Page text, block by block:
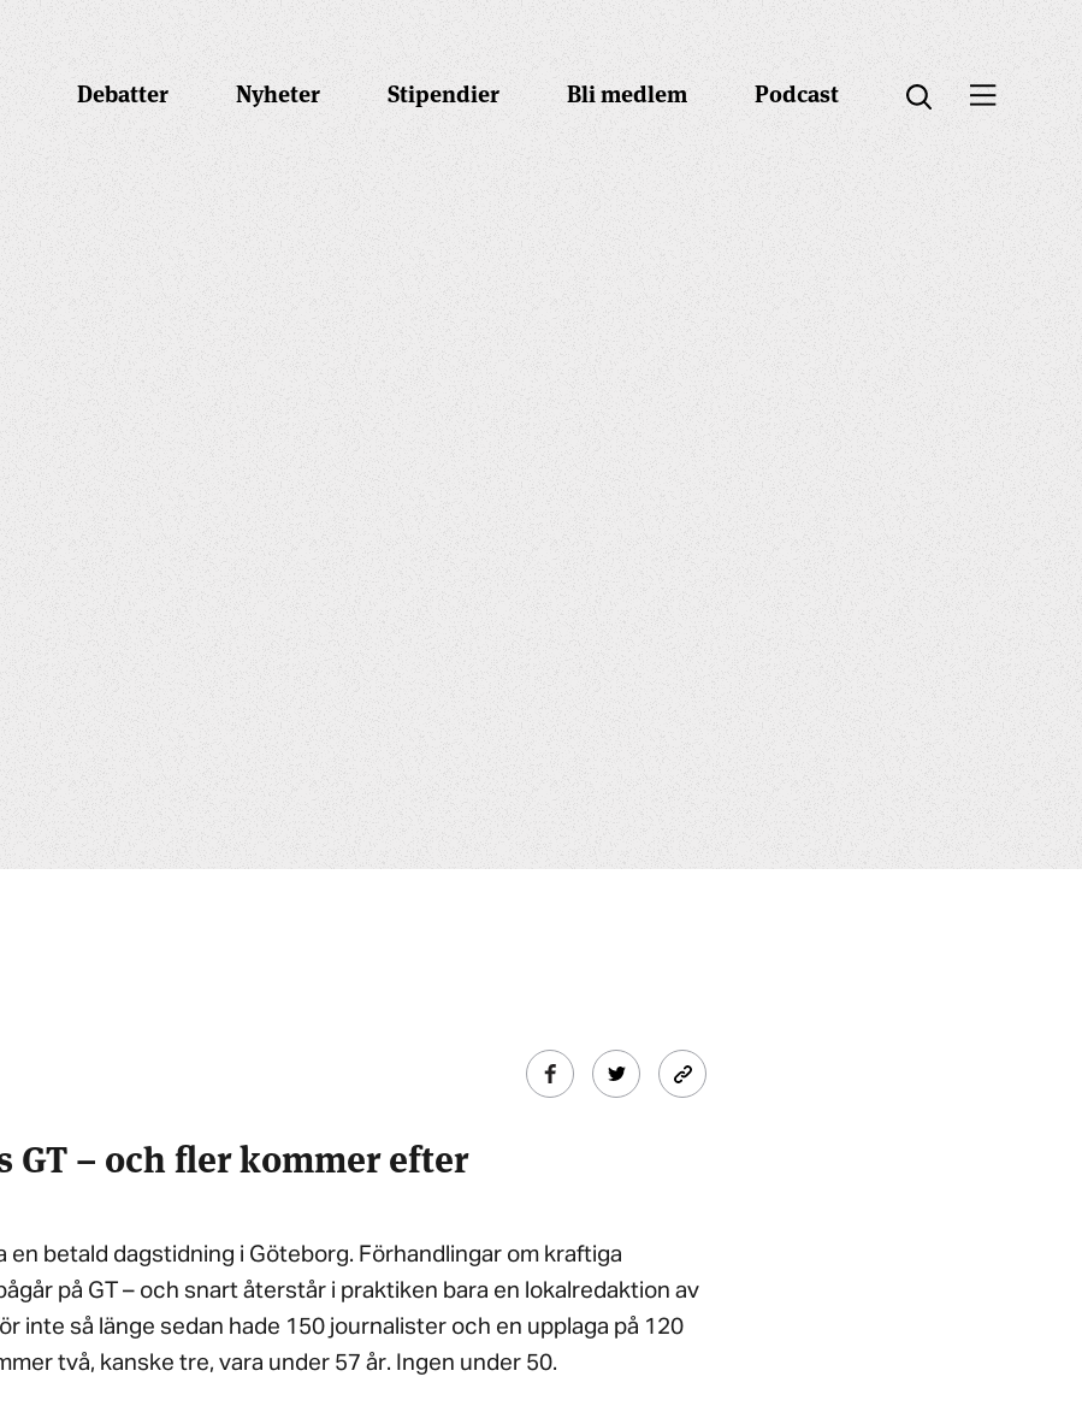
Debatter Nyheter Stipendier Bli medlem Podcast Öppna sök
Öppna menyn
GT – och fler kommer efter
en betald dagstidning i Göteborg. Förhandlingar om kraftiga
på GT – och snart återstår i praktiken bara en lokalredaktion av
inte så länge sedan hade 150 journalister och en upplaga på 120
två, kanske tre, vara under 57 år. Ingen under 50.